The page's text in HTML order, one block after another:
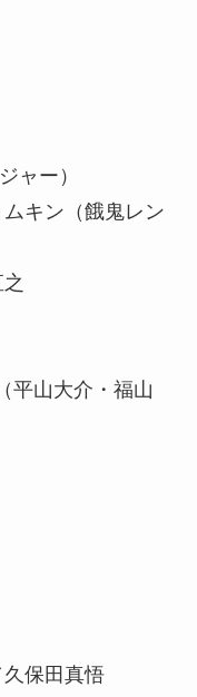
ャー）
キン（餓鬼レン
平山大介・福山
久保田真悟